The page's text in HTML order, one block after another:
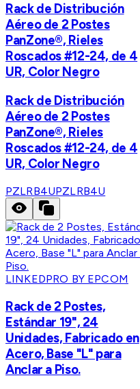
Rack de Distribución
Aéreo de 2 Postes
PanZone®, Rieles
Roscados #12-24, de 4
UR, Color Negro
Rack de Distribución
Aéreo de 2 Postes
PanZone®, Rieles
Roscados #12-24, de 4
UR, Color Negro
PZLRB4UPZLRB4U
LINKEDPRO BY EPCOM
Rack de 2 Postes,
Estándar 19", 24
Unidades, Fabricado en
Acero, Base "L" para
Anclar a Piso.